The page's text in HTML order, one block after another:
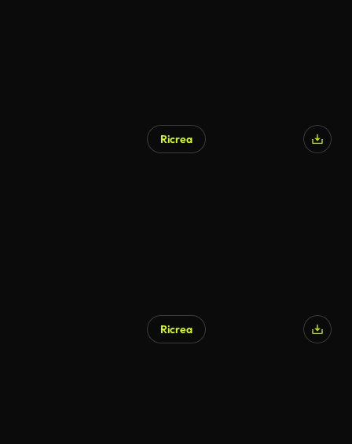
Ricrea
Ricrea